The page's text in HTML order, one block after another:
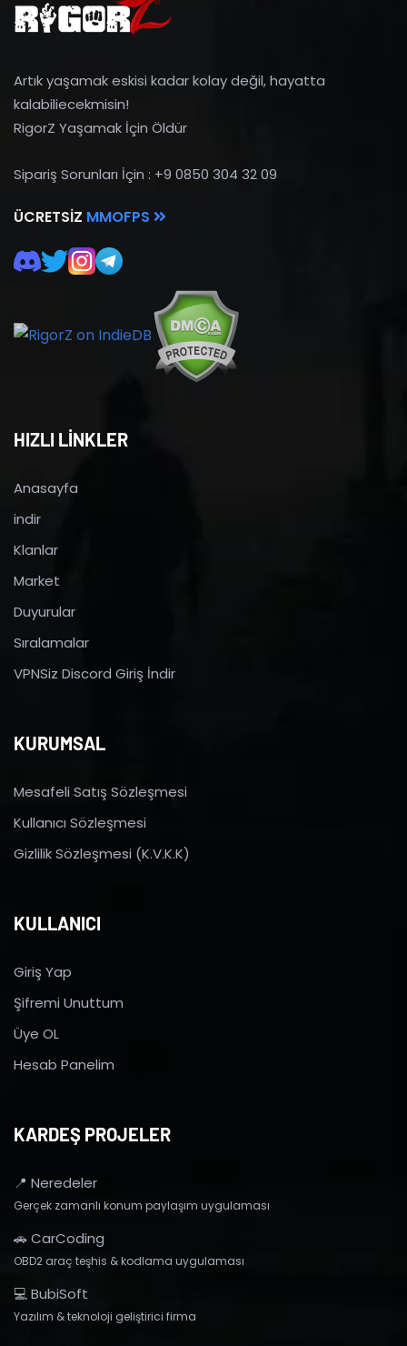
Artık yaşamak eskisi kadar kolay değil, hayatta
kalabiliecekmisin!
RigorZ Yaşamak İçin Öldür
Sipariş Sorunları İçin : +9 0850 304 32 09
ÜCRETSIZ MMOFPS
HIZLI LİNKLER
Anasayfa
indir
Klanlar
Market
Duyurular
Sıralamalar
VPNSiz Discord Giriş İndir
KURUMSAL
Mesafeli Satış Sözleşmesi
Kullanıcı Sözleşmesi
Gizlilik Sözleşmesi (K.V.K.K)
KULLANICI
Giriş Yap
Şifremi Unuttum
Üye OL
Hesab Panelim
KARDEŞ PROJELER
📍 Neredeler
Gerçek zamanlı konum paylaşım uygulaması
🚗 CarCoding
OBD2 araç teşhis & kodlama uygulaması
💻 BubiSoft
Yazılım & teknoloji geliştirici firma